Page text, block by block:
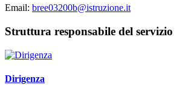
Email: bree03200b@istruzione.it
Struttura responsabile del servizio
Dirigenza